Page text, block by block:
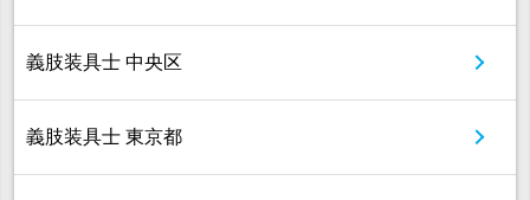
義肢装具士 中央区
義肢装具士 東京都